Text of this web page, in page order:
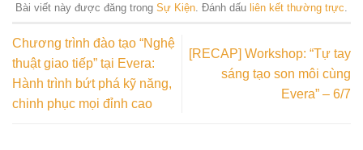
Bài viết này được đăng trong Sự Kiện . Đánh dấu liên kết thường trực
Chương trình đào tạo “Nghệ
thuật giao tiếp” tại Evera:
Hành trình bứt phá kỹ năng,
chinh phục mọi đỉnh cao
[RECAP] Workshop: “Tự tay
sáng tạo son môi cùng
Evera” – 6/7